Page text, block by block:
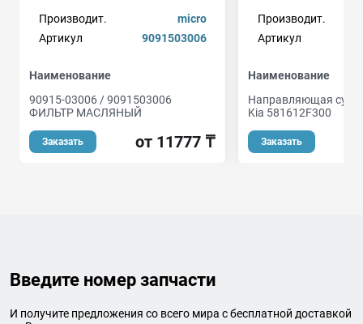
Производит.
micro
Артикул
9091503006
Наименование
90915-03006 / 9091503006
ФИЛЬТР МАСЛЯНЫЙ
Заказать от 11777 ₸
Производит.
Артикул
Наименование
Направляющая
Kia 581612F300
Заказать
Введите номер запчасти
И получите предложения со всего мира с бесплатной доставкой